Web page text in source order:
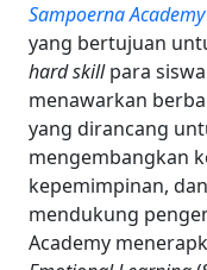
Sampoerna Academy
yang bertujuan
hard skillpara
menawarkan
yang dirancang
mengembangkan
kepemimpinan,
mendukung
Academy